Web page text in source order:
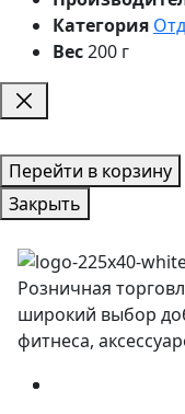
Категория
Вес200 г
Перейти в корзину
Закрыть
Розничная
широкий выбор
фитнеса,